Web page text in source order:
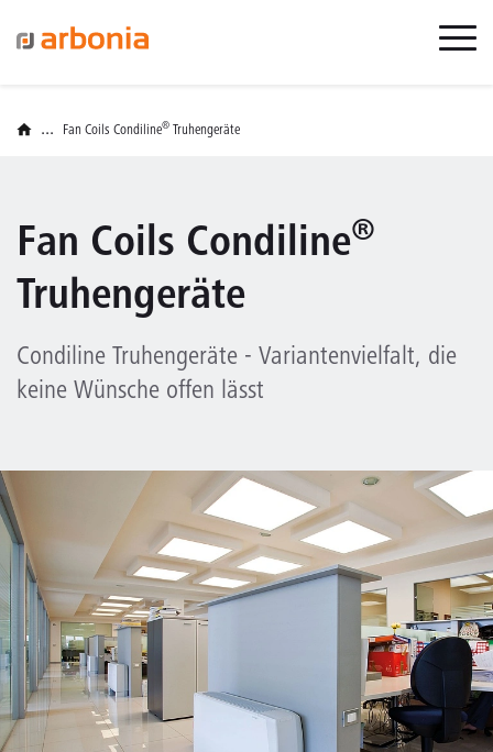
... Fan Coils Condiline® Truhengeräte
Fan Coils Condiline®
Truhengeräte
Condiline Truhengeräte - Variantenvielfalt, die
keine Wünsche offen lässt